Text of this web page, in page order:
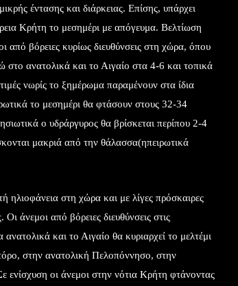
έντασης και διάρκειας. Επίσης, υπάρχει
Κρήτη το μεσημέρι με απόγευμα. Βελτίωση
βόρειες κυρίως διευθύνσεις στη χώρα, όπου
ανατολικά και το Αιγαίο στα 4-6 και τοπικά
νωρίς το ξημέρωμα παραμένουν στα ίδια
το μεσημέρι θα φτάσουν στους 32-34
ο υδράργυρος θα βρίσκεται περίπου 2-4
μακριά από την θάλασσα(ηπειρωτικά
ηλιοφάνεια στη χώρα και με λίγες πρόσκαιρες
άνεμοι από βόρειες διευθύνσεις στις
και το Αιγαίο θα κυριαρχεί το μελτέμι
στην ανατολική Πελοπόννησο, στην
ενίσχυση οι άνεμοι στην νότια Κρήτη φτάνοντας